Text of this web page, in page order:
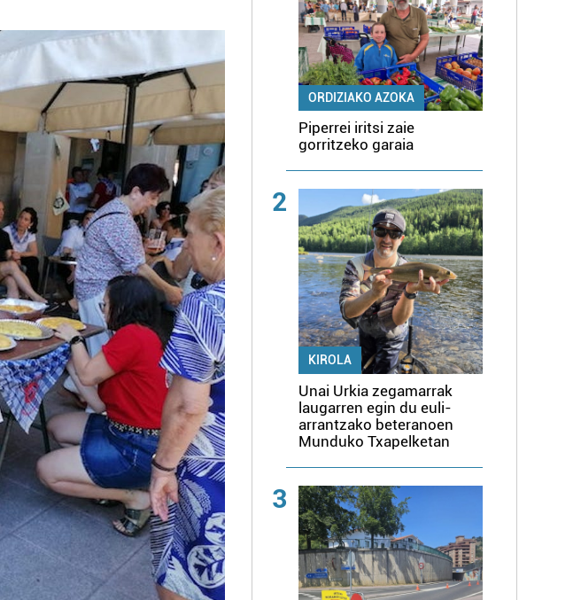
ORDIZIAKO AZOKA
Piperrei iritsi zaie
gorritzeko garaia
2
KIROLA
Unai Urkia zegamarrak
laugarren egin du euli-
arrantzako beteranoen
Munduko Txapelketan
3